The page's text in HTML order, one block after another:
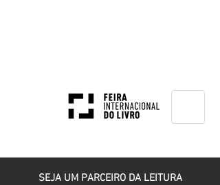
SEJA UM PARCEIRO DA LEITURA